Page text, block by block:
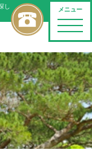
メニュー
toggle
し